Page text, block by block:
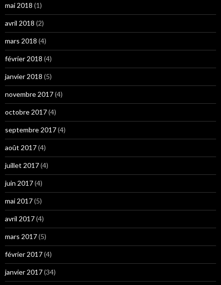
mai 2018 (1)
avril 2018 (2)
mars 2018 (4)
février 2018 (4)
janvier 2018 (5)
novembre 2017(4)
octobre 2017(4)
septembre 2017(4)
août 2017(4)
juillet 2017(4)
juin 2017(4)
mai 2017(5)
avril 2017(4)
mars 2017(5)
février 2017(4)
janvier 2017(34)